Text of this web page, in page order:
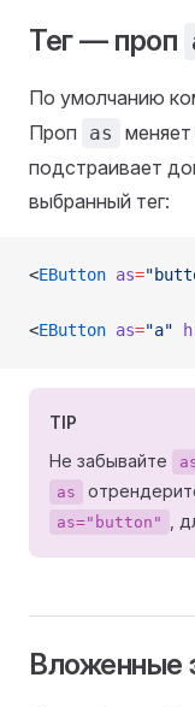
Тег — проп
По умолчанию
Проп
as
меняет
подстраивает
выбранный тег:
<EButton as=
<EButton as="a"
TIP
Не забывайте
as
as="button" ,
Вложенные